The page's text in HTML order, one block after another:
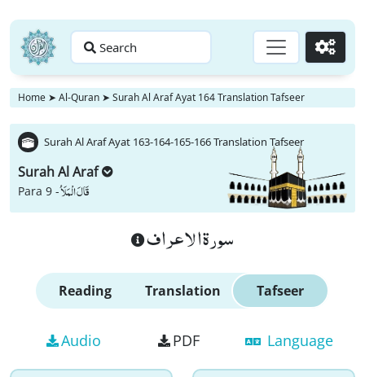
Search Go
Home ➤ Al-Quran ➤ Surah Al Araf Ayat 164 Translation Tafseer
Surah Al Araf Ayat 163-164-165-166 Translation Tafseer
Surah Al Araf
Para 9 -قَالَ الْمَلَاُ
سورة الاعراف
Reading Translation Tafseer
Audio PDF Language